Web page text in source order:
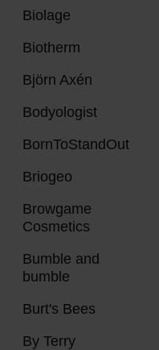
Biolage
Biotherm
Björn Axén
Bodyologist
BornToStandOut
Briogeo
Browgame
Cosmetics
Bumble and
bumble
Burt's Bees
By Terry